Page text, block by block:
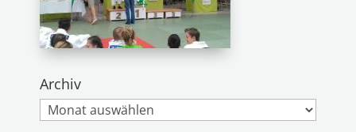
Archiv
Archiv